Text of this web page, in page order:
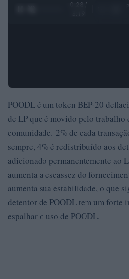
0:30 /
POODL é um token BEP-20
de LP que é movido pelo trabalho
comunidade. 2% de cada
sempre, 4% é redistribuído aos
adicionado permanentemente ao
aumenta a escassez do
aumenta sua estabilidade, o que
detentor de POODL tem um forte
espalhar o uso de POODL.